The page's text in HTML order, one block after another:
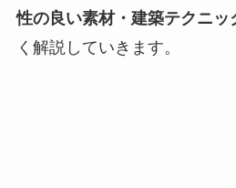
性の良い素材・建築テクニッ
く解説していきます。